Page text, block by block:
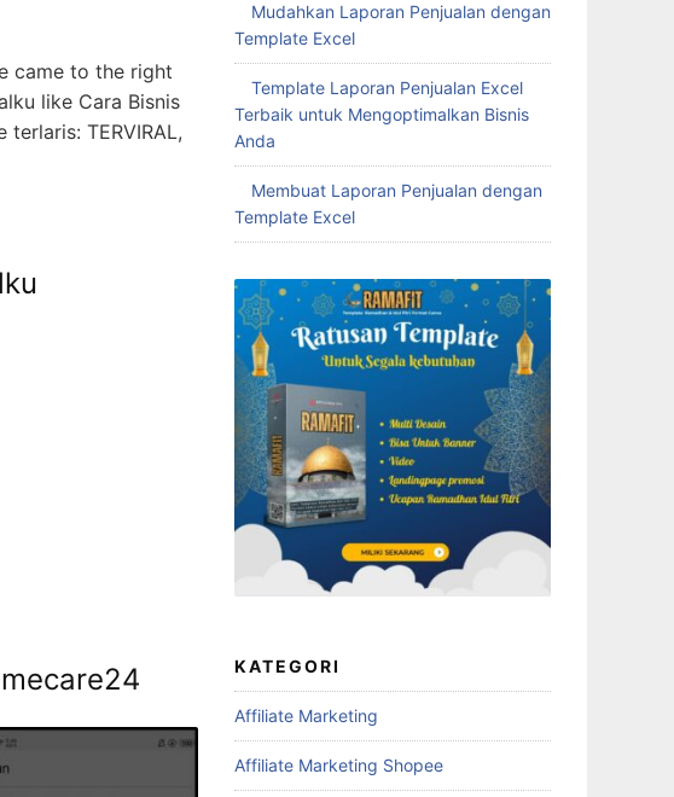
came to the right
like Cara Bisnis
TERVIRAL,
Mudahkan Laporan Penjualan dengan
Template Excel
Template Laporan Penjualan Excel
Terbaik untuk Mengoptimalkan Bisnis
Anda
Membuat Laporan Penjualan dengan
Template Excel
KATEGORI
Affiliate Marketing
Affiliate Marketing Shopee